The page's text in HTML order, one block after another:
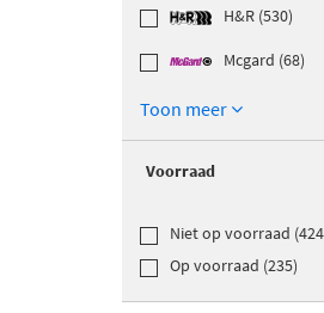
H&R (530)
Mcgard (68)
Toon meer
Voorraad
Niet op voorraad
Op voorraad (235)